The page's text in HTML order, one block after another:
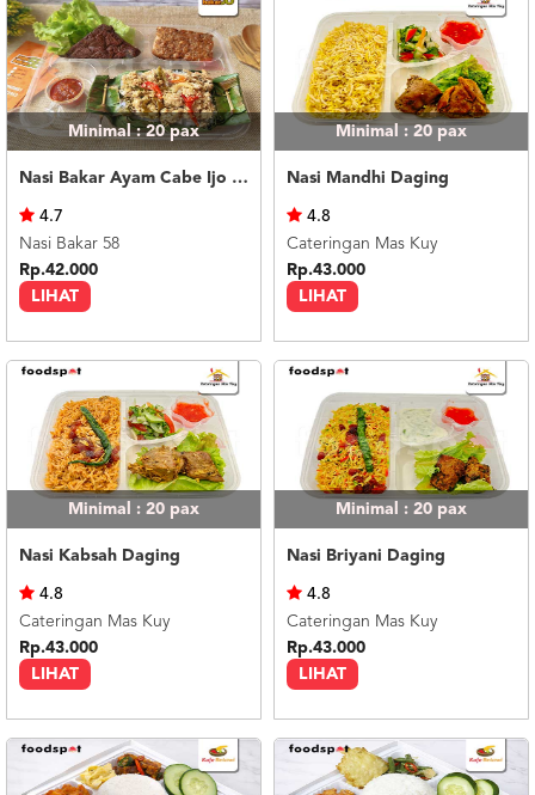
Minimal : 20pax
Nasi Bakar Ayam Cabe Ijo + Tahu Tempe
LIHAT
4.7
Nasi Bakar 58
Rp.42.000
Minimal : 20pax
Nasi Mandhi Daging
LIHAT
4.8
Cateringan Mas Kuy
Rp.43.000
Minimal : 20 pax
Nasi Kabsah Daging
LIHAT
4.8
Cateringan Mas Kuy
Rp.43.000
Minimal : 20 pax
Nasi Briyani Daging
LIHAT
4.8
Cateringan Mas Kuy
Rp.43.000